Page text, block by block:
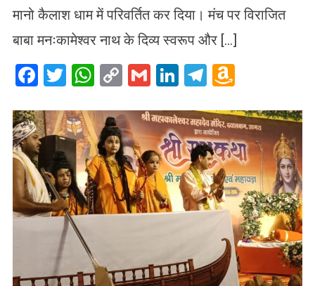
मानो कैलाश धाम में परिवर्तित कर दिया। मंच पर विराजित
बाबा मनःकामेश्वर नाथ के दिव्य स्वरूप और […]
Facebook
Twitter
WhatsApp
CopyGmailLinkedIn
Telegram
List